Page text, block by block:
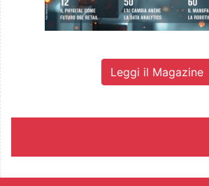
Leggi il Magazine